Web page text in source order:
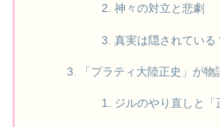
神々の対立と悲劇
真実は隠されている
「プラティ大陸正史」が
ジルのやり直しと「